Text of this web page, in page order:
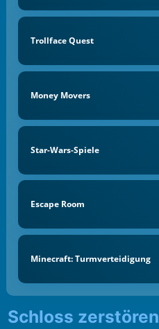
Trollface Quest
Money Movers
Star-Wars-Spiele
Escape Room
Minecraft: Turmverteidigung
Schloss zerstören